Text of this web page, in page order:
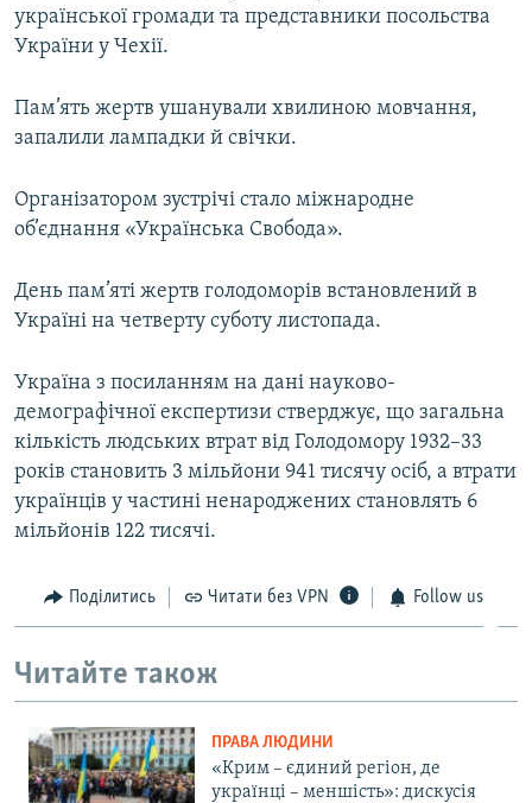
ВСЕ ЗА ДЕНЬ
СПЕЦПРОЕКТИ
ДЕПОРТАЦІЯ
ВІДЕОУРОКИ «ELIFBE»
УКРАЇНСЬКА ПРОБЛЕМА КРИМУ
ЯК ОБІЙТИ БЛОКУВАННЯ
Qırımtatar
Усі сайти RFE/RL
української громади та представники посольства
України у Чехії.
Пам’ять жертв ушанували хвилиною мовчання,
запалили лампадки й свічки.
Організатором зустрічі стало міжнародне
об’єднання «Українська Свобода».
День пам’яті жертв голодоморів встановлений в
Україні на четверту суботу листопада.
Україна з посиланням на дані науково-
демографічної експертизи стверджує, що загальна
кількість людських втрат від Голодомору 1932–33
років становить 3 мільйони 941 тисячу осіб, а втрати
українців у частині ненароджених становлять 6
мільйонів 122 тисячі.
Поділитись Читати без VPN Follow us
Читайте також
ПРАВА ЛЮДИНИ
«Крим – єдиний регіон, де
українці – меншість»: дискусія